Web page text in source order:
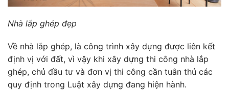
Nhà lắp ghép đẹp
Về nhà lắp ghép, là công trình xây dựng được liên kết
định vị với đất, vì vậy khi xây dựng thi công nhà lắp
ghép, chủ đầu tư và đơn vị thi công cần tuân thủ các
quy định trong Luật xây dựng đang hiện hành.